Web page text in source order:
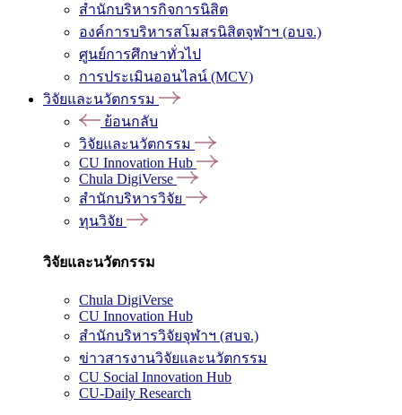
สำนักบริหารกิจการนิสิต
องค์การบริหารสโมสรนิสิตจุฬาฯ (อบจ.)
ศูนย์การศึกษาทั่วไป
การประเมินออนไลน์ (MCV)
วิจัยและนวัตกรรม
ย้อนกลับ
วิจัยและนวัตกรรม
CU Innovation Hub
Chula DigiVerse
สำนักบริหารวิจัย
ทุนวิจัย
วิจัยและนวัตกรรม
Chula DigiVerse
CU Innovation Hub
สำนักบริหารวิจัยจุฬาฯ (สบจ.)
ข่าวสารงานวิจัยและนวัตกรรม
CU Social Innovation Hub
CU-Daily Research